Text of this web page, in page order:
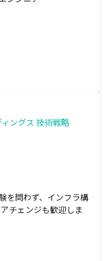
ィングス 技術戦略
を問わず、インフラ構
チェンジも歓迎しま